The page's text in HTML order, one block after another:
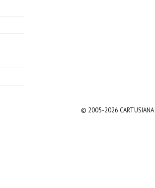
© 2005-2026 CARTUSIANA